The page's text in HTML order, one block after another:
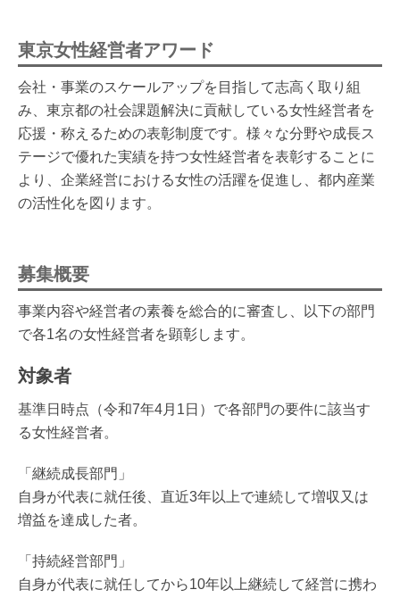
東京女性経営者アワード
会社・事業のスケールアップを目指して志高く取り組
み、東京都の社会課題解決に貢献している女性経営者を
応援・称えるための表彰制度です。様々な分野や成長ス
テージで優れた実績を持つ女性経営者を表彰することに
より、企業経営における女性の活躍を促進し、都内産業
の活性化を図ります。
募集概要
事業内容や経営者の素養を総合的に審査し、以下の部門
で各1名の女性経営者を顕彰します。
対象者
基準日時点（令和7年4月1日）で各部門の要件に該当す
る女性経営者。
「継続成長部門」
自身が代表に就任後、直近3年以上で連続して増収又は
増益を達成した者。
「持続経営部門」
自身が代表に就任してから10年以上継続して経営に携わ